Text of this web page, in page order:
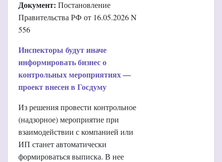
Документ: Постановление
Правительства РФ от 16.05.2026 N
556
Инспекторы будут иначе
информировать бизнес о
контрольных мероприятиях —
проект внесен в Госдуму
Из решения провести контрольное
(надзорное) мероприятие при
взаимодействии с компанией или
ИП станет автоматически
формироваться выписка. В нее